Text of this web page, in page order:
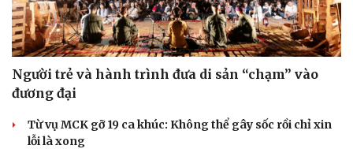
Người trẻ và hành trình đưa di sản “chạm” vào
đương đại
Từ vụ MCK gỡ 19 ca khúc: Không thể gây sốc rồi chỉ xin
lỗi là xong